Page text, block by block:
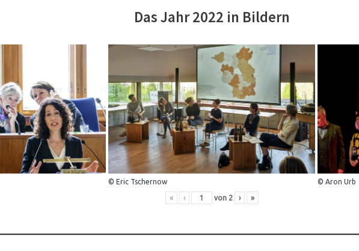
Das Jahr 2022 in Bildern
© Eric Tschernow © Aron Urb
« ‹ von 2 › »